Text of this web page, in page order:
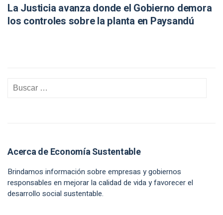
La Justicia avanza donde el Gobierno demora
los controles sobre la planta en Paysandú
Acerca de Economía Sustentable
Brindamos información sobre empresas y gobiernos
responsables en mejorar la calidad de vida y favorecer el
desarrollo social sustentable.